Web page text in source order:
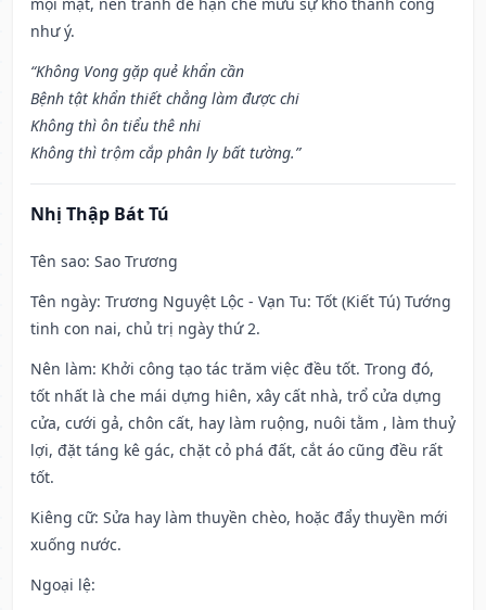
như ý.
“Không Vong gặp quẻ khẩn cần
Bệnh tật khẩn thiết chẳng làm được chi
Không thì ôn tiểu thê nhi
Không thì trộm cắp phân ly bất tường.”
Nhị Thập Bát Tú
Tên sao: Sao Trương
Tên ngày: Trương Nguyệt Lộc - Vạn Tu: Tốt (Kiết Tú) Tướng
tinh con nai, chủ trị ngày thứ 2.
Nên làm: Khởi công tạo tác trăm việc đều tốt. Trong đó,
tốt nhất là che mái dựng hiên, xây cất nhà, trổ cửa dựng
cửa, cưới gả, chôn cất, hay làm ruộng, nuôi tằm , làm thuỷ
lợi, đặt táng kê gác, chặt cỏ phá đất, cắt áo cũng đều rất
tốt.
Kiêng cữ: Sửa hay làm thuyền chèo, hoặc đẩy thuyền mới
xuống nước.
Ngoại lệ: